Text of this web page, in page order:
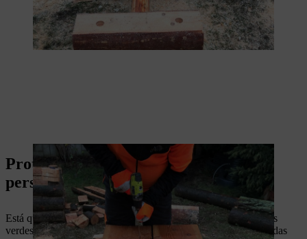
Proteção e manutenção da sua mesa
personalizada para espaços verdes
Está quase! Só falta tratar a sua mesa de bricolage para espaços
verdes com os produtos de manutenção certos. Tomar as medidas